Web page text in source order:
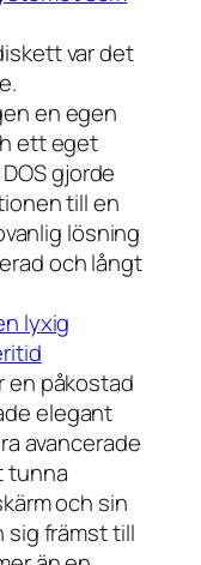
var det
en egen
ett eget
gjorde
till en
lösning
och långt
lyxig
en påkostad
elegant
avancerade
tunna
och sin
sig främst till